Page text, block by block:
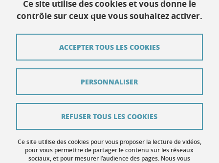
Contact
Mentions légales
Contribuer
Gestion des cookies
Ce site utilise des cookies et vous donne le
contrôle sur ceux que vous souhaitez activer.
Ce site utilise des cookies pour vous proposer la lecture de vidéos,
pour vous permettre de partager le contenu sur les réseaux
sociaux, et pour mesurer l’audience des pages. Nous vous
ACCEPTER TOUS LES COOKIES
REFUSER TOUS LES COOKIES
PERSONNALISER